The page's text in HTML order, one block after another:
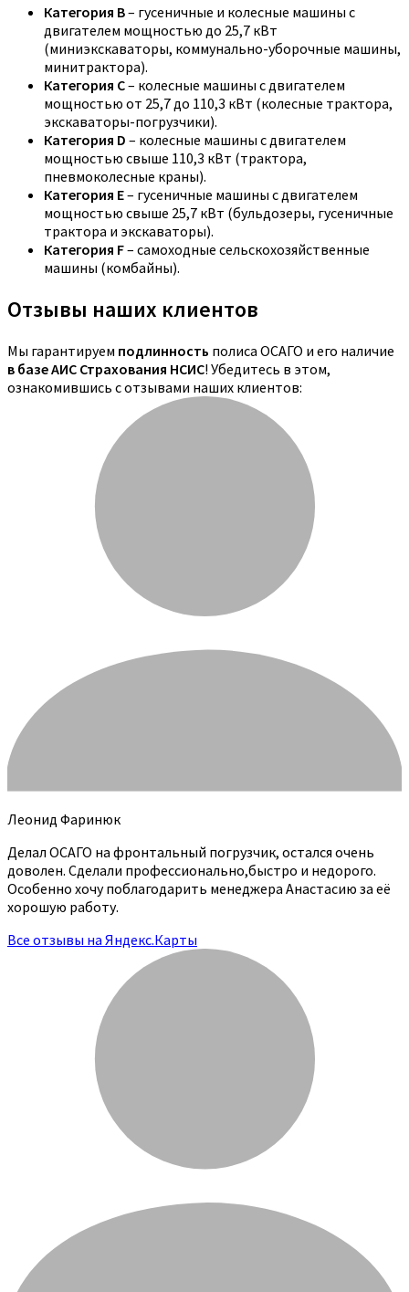
Категория B– гусеничные и колесные машины с
двигателем мощностью до 25,7 кВт
(миниэкскаваторы, коммунально-уборочные машины,
минитрактора).
Категория C– колесные машины с двигателем
мощностью от 25,7 до 110,3 кВт (колесные трактора,
экскаваторы-погрузчики).
Категория D – колесные машины с двигателем
мощностью свыше 110,3 кВт (трактора,
пневмоколесные краны).
Категория E– гусеничные машины с двигателем
мощностью свыше 25,7 кВт (бульдозеры, гусеничные
трактора и экскаваторы).
Категория F– самоходные сельскохозяйственные
машины (комбайны).
Отзывы наших клиентов
Мы гарантируем подлинность полиса ОСАГО и его наличие
в базе АИС Страхования НСИС! Убедитесь в этом,
ознакомившись с отзывами наших клиентов:
Леонид Фаринюк
Делал ОСАГО на фронтальный погрузчик, остался очень
доволен. Сделали профессионально,быстро и недорого.
Особенно хочу поблагодарить менеджера Анастасию за её
хорошую работу.
Все отзывы на Яндекс.Карты